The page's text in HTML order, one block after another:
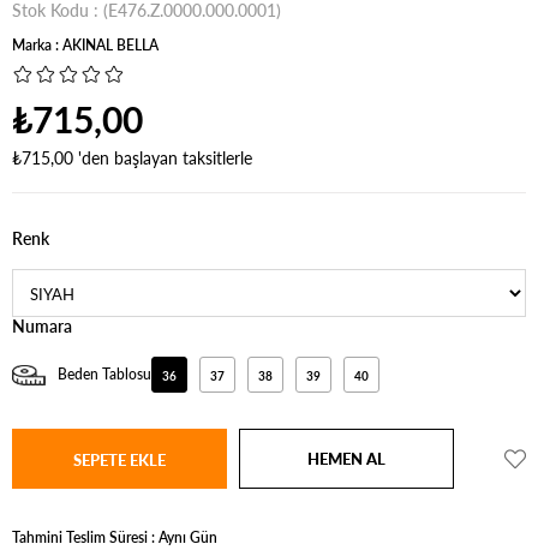
Stok Kodu (E476.Z.0000.000.0001)
Marka:AKINAL BELLA
₺715,00
₺715,00 'den başlayan taksitlerle
Renk
Numara
36 37 38 39 40
Beden Tablosu
Tahmini Teslim Süresi:Aynı Gün